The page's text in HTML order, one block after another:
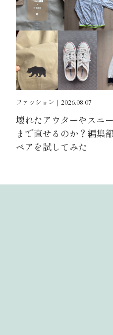
ファッション｜2026.08.07
壊れたアウターやスニ
まで直せるのか？編集
ペアを試してみた